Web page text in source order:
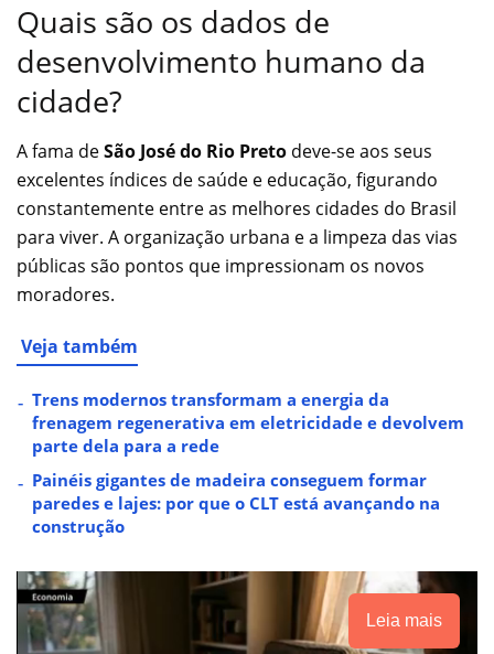
Quais são os dados de
desenvolvimento humano da
cidade?
A fama deSão José do Rio Preto deve-se aos seus
excelentes índices de saúde e educação, figurando
constantemente entre as melhores cidades do Brasil
para viver. A organização urbana e a limpeza das vias
públicas são pontos que impressionam os novos
moradores.
Veja também
Trens modernos transformam a energia da
frenagem regenerativa em eletricidade e devolvem
parte dela para a rede
Painéis gigantes de madeira conseguem formar
paredes e lajes: por que o CLT está avançando na
construção
Leia mais